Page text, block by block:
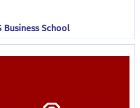
Business School